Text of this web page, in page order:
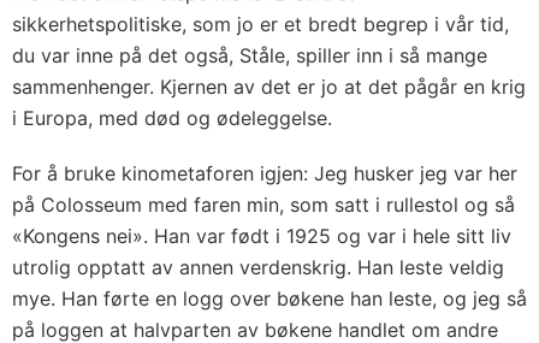
sikkerhetspolitiske, som jo er et bredt begrep i vår tid,
du var inne på det også, Ståle, spiller inn i så mange
sammenhenger. Kjernen av det er jo at det pågår en krig
i Europa, med død og ødeleggelse.
For å bruke kinometaforen igjen: Jeg husker jeg var her
på Colosseum med faren min, som satt i rullestol og så
«Kongens nei». Han var født i 1925 og var i hele sitt liv
utrolig opptatt av annen verdenskrig. Han leste veldig
mye. Han førte en logg over bøkene han leste, og jeg så
på loggen at halvparten av bøkene handlet om andre